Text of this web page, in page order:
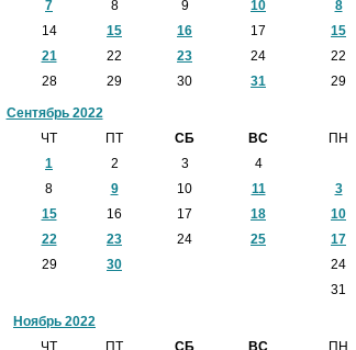
7 8 9
10
14 15 16
17
21 22 23
24
28 29 30 31
8
15
22
29
Сентябрь 2022
ЧТ ПТ СБ
ВС
1
2 3
4
8 9 10
11
15 16 17
18
22 23 24
25
29 30
ПН
3
10
17
24
31
Ноябрь 2022
ЧТ ПТ СБ ВС
ПН